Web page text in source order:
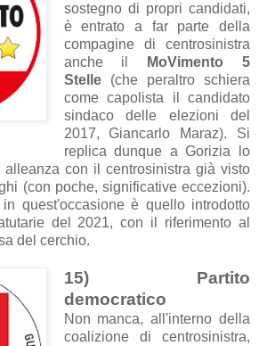
sostegno di propri candidati,
è entrato a far parte della
compagine di centrosinistra
anche il
MoVimento 5
Stelle(che peraltro schiera
come capolista il candidato
sindaco delle elezioni del
2017, Giancarlo Maraz). Si
replica dunque a Gorizia lo
alleanza con il centrosinistra già visto
(con poche, significative eccezioni).
in quest'occasione è quello introdotto
del 2021, con il riferimento al
del cerchio.
15) Partito
democratico
Non manca, all'interno della
coalizione di centrosinistra,